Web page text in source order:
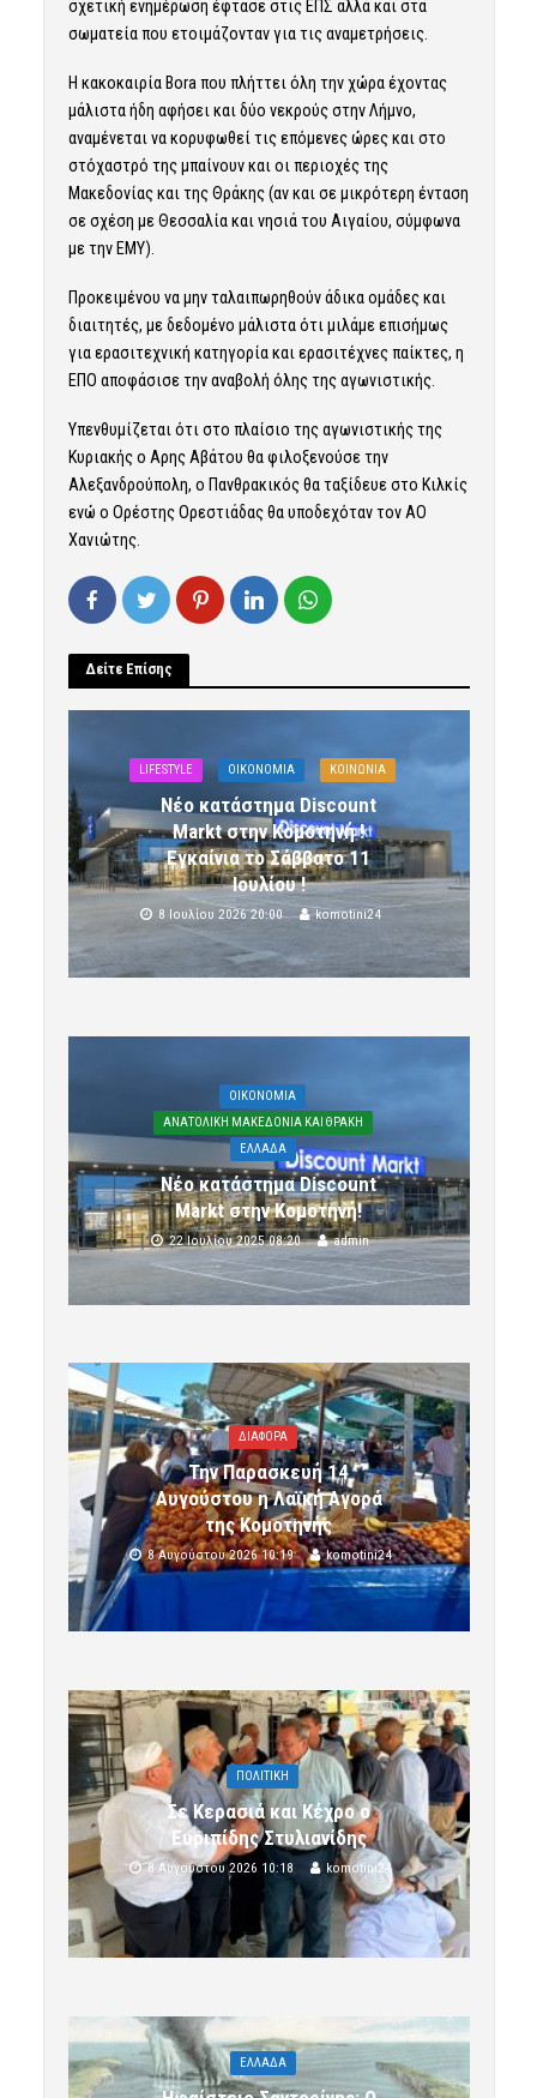
σχετική ενημέρωση έφτασε στις ΕΠΣ αλλά και στα
σωματεία που ετοιμάζονταν για τις αναμετρήσεις.
Η κακοκαιρία Bora που πλήττει όλη την χώρα έχοντας
μάλιστα ήδη αφήσει και δύο νεκρούς στην Λήμνο,
αναμένεται να κορυφωθεί τις επόμενες ώρες και στο
στόχαστρό της μπαίνουν και οι περιοχές της
Μακεδονίας και της Θράκης (αν και σε μικρότερη ένταση
σε σχέση με Θεσσαλία και νησιά του Αιγαίου, σύμφωνα
με την ΕΜΥ).
Προκειμένου να μην ταλαιπωρηθούν άδικα ομάδες και
διαιτητές, με δεδομένο μάλιστα ότι μιλάμε επισήμως
για ερασιτεχνική κατηγορία και ερασιτέχνες παίκτες, η
ΕΠΟ αποφάσισε την αναβολή όλης της αγωνιστικής.
Υπενθυμίζεται ότι στο πλαίσιο της αγωνιστικής της
Κυριακής ο Αρης Αβάτου θα φιλοξενούσε την
Αλεξανδρούπολη, ο Πανθρακικός θα ταξίδευε στο Κιλκίς
ενώ ο Ορέστης Ορεστιάδας θα υποδεχόταν τον ΑΟ
Χανιώτης.
Δείτε Επίσης
LIFESTYLE OIKONOMIA ΚΟΙΝΩΝΙΑ
Νέο κατάστημα Discount
Markt στην Κομοτηνή !
Εγκαίνια το Σάββατο 11
Ιουλίου !
8 Ιουλίου 2026 20:00 komotini24
OIKONOMIA
ΑΝΑΤΟΛΙΚΗ ΜΑΚΕΔΟΝΙΑ ΚΑΙ ΘΡΑΚΗ
ΕΛΛΑΔΑ
Νέο κατάστημα Discount
Markt στην Κομοτηνή!
22 Ιουλίου 2025 08:20 admin
ΔΙΑΦΟΡΑ
Την Παρασκευή 14
Αυγούστου η Λαϊκή Αγορά
της Κομοτηνής
8 Αυγούστου 2026 10:19 komotini24
ΠΟΛΙΤΙΚΗ
Σε Κερασιά και Κέχρο ο
Ευριπίδης Στυλιανίδης
8 Αυγούστου 2026 10:18 komotini24
ΕΛΛΑΔΑ